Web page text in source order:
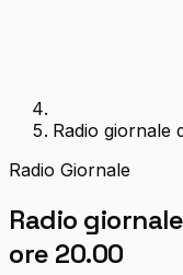
Radio giornale
Radio Giornale
Radio
ore 20.00